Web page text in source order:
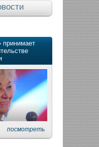
принимает
посмотреть